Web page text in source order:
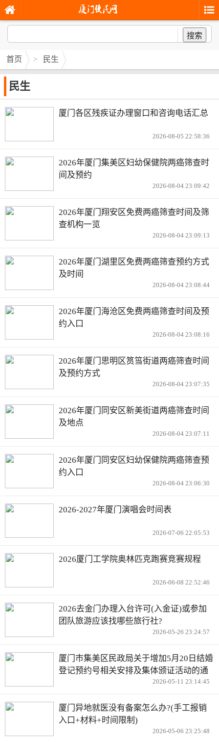
搜索
首页 > 民生
民生
厦门各区残疾证办理窗口和咨询电话汇总
2026-08-05 22:58:36
2026年厦门集美区妇幼保健院两癌筛查时
间及预约
2026-08-04 23:09:42
2026年厦门翔安区免费两癌筛查时间及筛
查机构一览
2026-08-04 23:09:13
2026年厦门湖里区免费两癌筛查预约方式
及时间
2026-08-04 23:08:44
2026年厦门海沧区免费两癌筛查时间及预
约入口
2026-08-04 23:08:16
2026年厦门思明区筼筜街道两癌筛查时间
及预约方式
2026-08-04 23:07:35
2026年厦门同安区新美街道两癌筛查时间
及地点
2026-08-04 23:07:11
2026年厦门同安区妇幼保健院两癌筛查预
约入口
2026-08-04 23:06:30
2026-2027年厦门演唱会时间表
2026-07-06 22:05:53
2026厦门工学院奥林匹克跑赛竞赛规程
2026-06-08 22:52:46
2026去金门办理入台许可(入金证)或参加
团队旅游应该找哪些旅行社?
2026-05-26 23:24:57
厦门市集美区民政局关于增加5月20日结婚
登记预约号相关安排及集体颁证活动的通
2026-05-11 23:14:45
厦门异地就医没有备案怎么办?(手工报销
入口+材料+时间限制)
2026-05-06 23:25:48